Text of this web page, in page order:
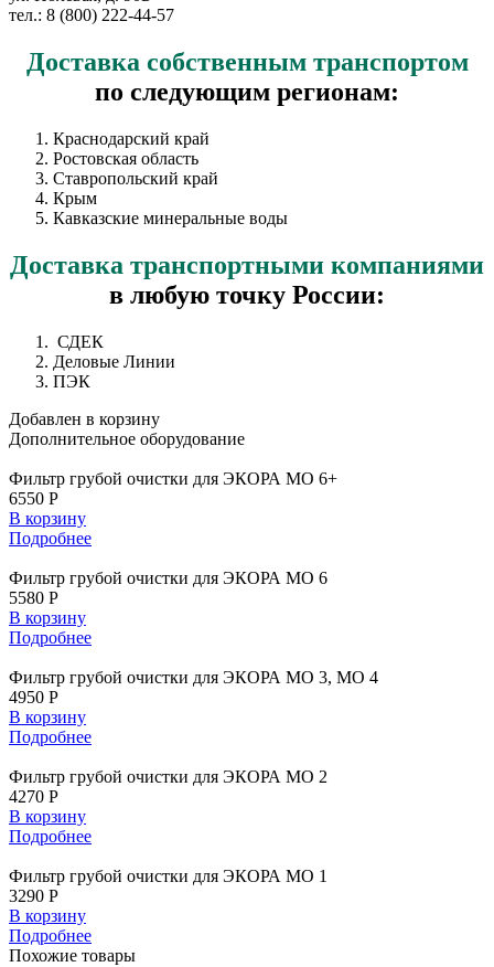
тел.: 8 (800) 222-44-57
Доставка собственным транспортом
по следующим регионам:
Краснодарский край
Ростовская область
Ставропольский край
Крым
Кавказские минеральные воды
Доставка транспортными компаниями
в любую точку России:
СДЕК
Деловые Линии
ПЭК
Добавлен в корзину
Дополнительное оборудование
Фильтр грубой очистки для ЭКОРА МО 6+
6550 Р
В корзину
Подробнее
Фильтр грубой очистки для ЭКОРА МО 6
5580 Р
В корзину
Подробнее
Фильтр грубой очистки для ЭКОРА МО 3, МО 4
4950 Р
В корзину
Подробнее
Фильтр грубой очистки для ЭКОРА МО 2
4270 Р
В корзину
Подробнее
Фильтр грубой очистки для ЭКОРА МО 1
3290 Р
В корзину
Подробнее
Похожие товары